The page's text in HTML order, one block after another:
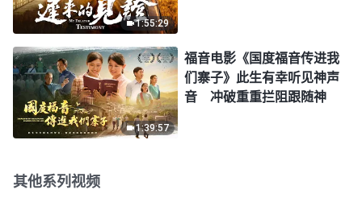
1:55:29
1:39:57
福音电影《国度福音传进我
们寨子》此生有幸听见神声
音 冲破重重拦阻跟随神
其他系列视频